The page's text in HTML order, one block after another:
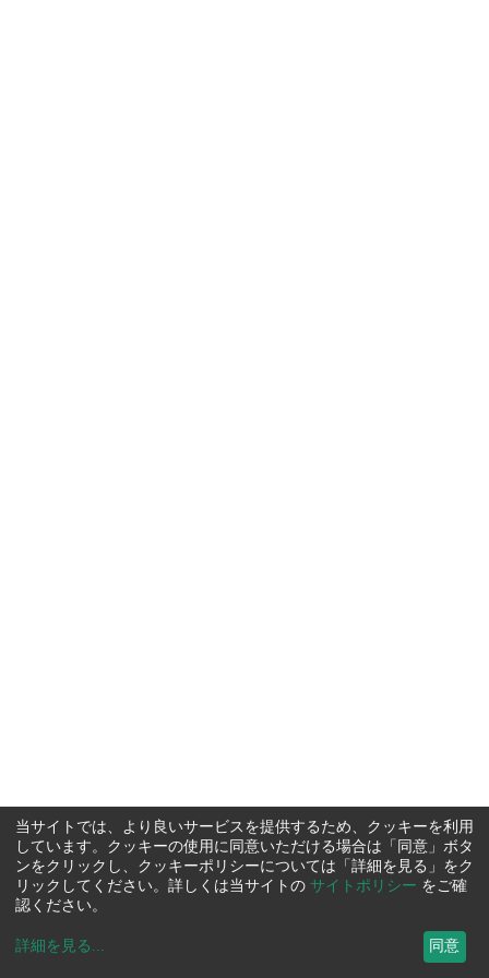
当サイトでは、より良いサービスを提供するため、クッキーを利用
しています。クッキーの使用に同意いただける場合は「同意」ボタ
ンをクリックし、クッキーポリシーについては「詳細を見る」をク
リックしてください。詳しくは当サイトの サイトポリシー をご確
認ください。
詳細を見る ... 同意